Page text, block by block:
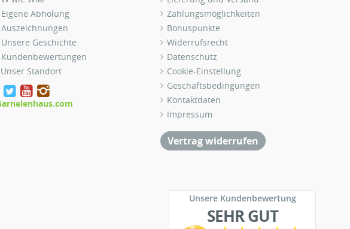
Eigene Abholung
Auszeichnungen
Unsere Geschichte
Kundenbewertungen
Unser Standort
Zahlungsmöglichkeiten
Bonuspunkte
Widerrufsrecht
Datenschutz
Cookie-Einstellung
Geschäftsbedingungen
Kontaktdaten
Impressum
Vertrag widerrufen
Unsere Kundenbewertung
SEHR GUT